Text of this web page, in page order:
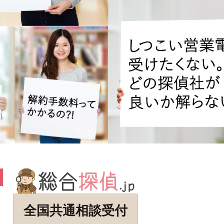
全国共通相談受付